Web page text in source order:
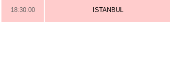
18:30:00 ISTANBUL